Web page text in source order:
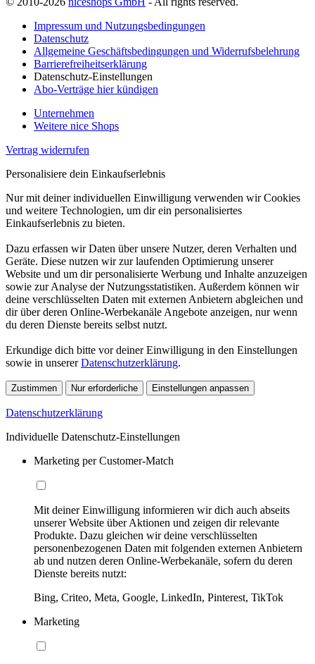
Impressum und Nutzungsbedingungen
Datenschutz
Allgemeine Geschäftsbedingungen und Widerrufsbelehrung
Barrierefreiheitserklärung
Datenschutz-Einstellungen
Abo-Verträge hier kündigen
Unternehmen
Weitere nice Shops
Vertrag widerrufen
Personalisiere dein Einkaufserlebnis
Nur mit deiner individuellen Einwilligung verwenden wir Cookies
und weitere Technologien, um dir ein personalisiertes
Einkaufserlebnis zu bieten.
Dazu erfassen wir Daten über unsere Nutzer, deren Verhalten und
Geräte. Diese nutzen wir zur laufenden Optimierung unserer
Website und um dir personalisierte Werbung und Inhalte anzuzeigen
sowie zur Analyse der Nutzungsstatistiken. Außerdem können wir
deine verschlüsselten Daten mit externen Anbietern abgleichen und
dir über deren Online-Werbekanäle Angebote anzeigen, nur wenn
du deren Dienste bereits selbst nutzt.
Erkundige dich bitte vor deiner Einwilligung in den Einstellungen
sowie in unsererDatenschutzerklärung.
Zustimmen Nur erforderliche Einstellungen anpassen
Datenschutzerklärung
Individuelle Datenschutz-Einstellungen
Marketing per Customer-Match
Mit deiner Einwilligung informieren wir dich auch abseits
unserer Website über Aktionen und zeigen dir relevante
Produkte. Dazu gleichen wir deine verschlüsselten
personenbezogenen Daten mit folgenden externen Anbietern
ab und nutzen deren Online-Werbekanäle, sofern du deren
Dienste bereits nutzt:
Bing, Criteo, Meta, Google, LinkedIn, Pinterest, TikTok
Marketing